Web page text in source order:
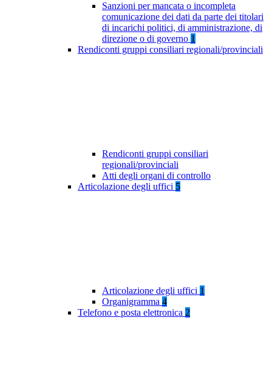
Sanzioni per mancata o incompleta
comunicazione dei dati da parte dei titolari
di incarichi politici, di amministrazione, di
direzione o di governo 1
Rendiconti gruppi consiliari regionali/provinciali
Rendiconti gruppi consiliari
regionali/provinciali
Atti degli organi di controllo
Articolazione degli uffici 5
Articolazione degli uffici 1
Organigramma 4
Telefono e posta elettronica 2